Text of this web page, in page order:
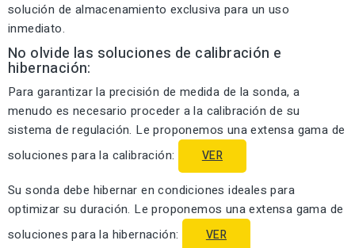
solución de almacenamiento exclusiva para un uso
inmediato.
No olvide las soluciones de calibración e
hibernación:
Para garantizar la precisión de medida de la sonda, a
menudo es necesario proceder a la calibración de su
sistema de regulación. Le proponemos una extensa gama de
soluciones para la calibración:
VER
Su sonda debe hibernar en condiciones ideales para
optimizar su duración. Le proponemos una extensa gama de
soluciones para la hibernación:
VER